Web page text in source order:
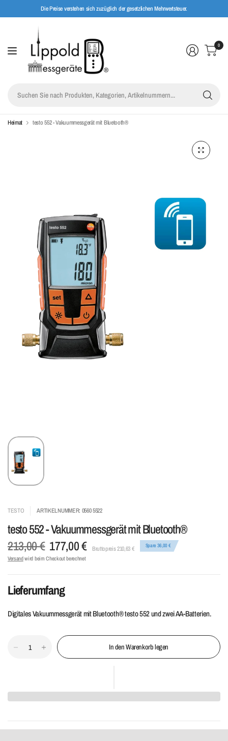
Die Preise verstehen sich zuzüglich der gesetzlichen Mehrwertsteuer.
0
Heimat testo 552 - Vakuummessgerät mit Bluetooth®
TESTO ARTIKELNUMMER: 0560 5522
testo 552 - Vakuummessgerät mit Bluetooth®
213,00 € 177,00 € Bruttopreis 210,63 € Spare 36,00 €
Versandwird beim Checkout berechnet
Lieferumfang
Digitales Vakuummessgerät mit Bluetooth® testo 552 und zwei AA-Batterien.
In den Warenkorb legen